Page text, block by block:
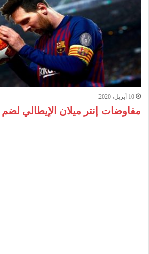
10 أبريل، 2020
مفاوضات إنتر ميلان الإيطالي